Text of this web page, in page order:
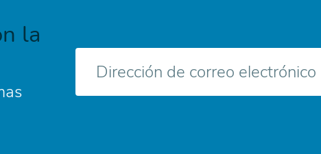
la
electrónico